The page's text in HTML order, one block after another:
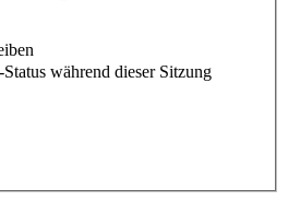
während dieser Sitzung